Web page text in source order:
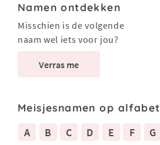
Namen ontdekken
Misschien is de volgende
naam wel iets voor jou?
Verras me
Meisjesnamen op alfabet
A B C D E F
G